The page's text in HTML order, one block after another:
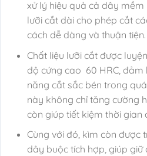
xử lý hiệu quả cả dây
lưỡi cắt dài cho phép cắt
cách dễ dàng và thuận tiện.
Chất liệu lưỡi cắt được
độ cứng cao 60 HRC,
năng cắt sắc bén trong
này không chỉ tăng cường
còn giúp tiết kiệm thời gian
Cùng với đó, kìm còn được
dây buộc tích hợp, giúp giữ